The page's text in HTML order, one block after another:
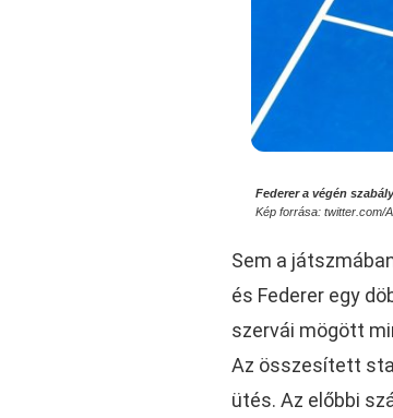
Federer a végén
Kép forrása: twitter.com/
Sem a
és Federer egy
szervái mögött
Az összesített
ütés. Az előbbi